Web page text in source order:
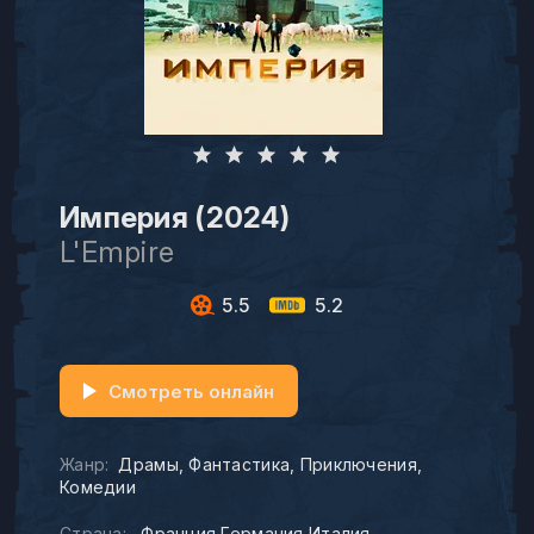
Империя (2024)
L'Empire
5.5 5.2
Жанр: Драмы Фантастика Приключения
Комедии
Смотреть онлайн